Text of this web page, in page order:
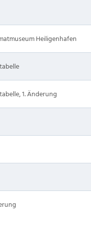
Heiligenhafen
1. Änderung